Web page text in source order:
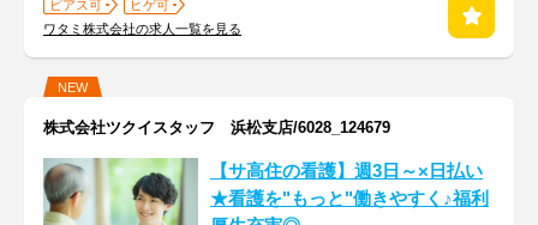
ピアス可
ヒゲ可
ワタミ株式会社の求人一覧を見る
NEW
株式会社ツクイスタッフ 浜松支店/6028_124679
【サ高住の看護】週3日～×日払い
★看護を"もっと"働きやすく♪福利